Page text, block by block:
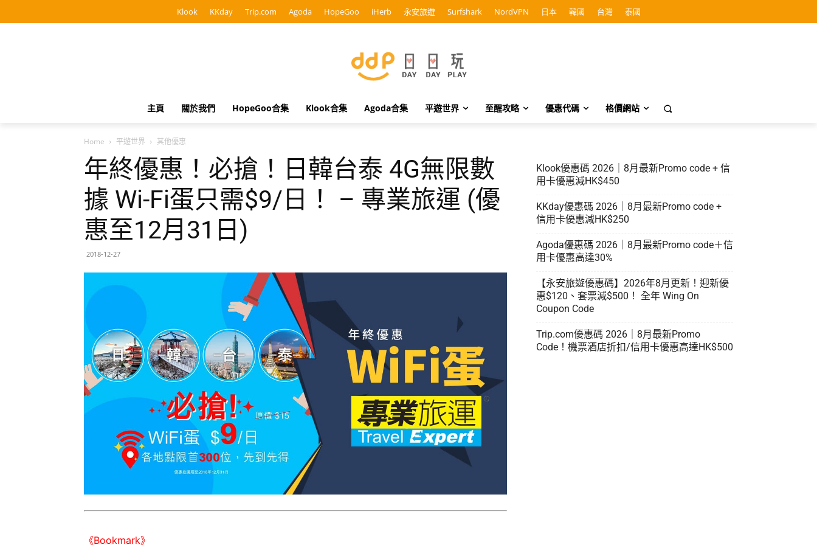
Klook KKday Trip.com Agoda HopeGoo iHerb 永安旅遊 Surfshark NordVPN 日本 韓國 台灣 泰國
主頁 關於我們 HopeGoo合集 Klook合集 Agoda合集 平遊世界 至醒攻略 優惠代碼 格價網站
Home 平遊世界 其他優惠
年終優惠！必搶！日韓台泰 4G無限數
據 Wi-Fi蛋只需$9/日！ – 專業旅運 (優
惠至12月31日)
2018-12-27
《Bookmark》
Klook優惠碼 2026｜8月最新Promo code + 信
用卡優惠減HK$450
KKday優惠碼 2026｜8月最新Promo code +
信用卡優惠減HK$250
Agoda優惠碼 2026｜8月最新Promo code＋信
用卡優惠高達30%
【永安旅遊優惠碼】2026年8月更新！迎新優
惠$120、套票減$500！ 全年 Wing On
Coupon Code
Trip.com優惠碼 2026｜8月最新Promo
Code！機票酒店折扣/信用卡優惠高達HK$500